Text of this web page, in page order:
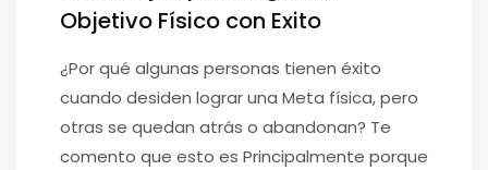
Objetivo Físico con Exito
¿Por qué algunas personas tienen éxito
cuando desiden lograr una Meta física, pero
otras se quedan atrás o abandonan? Te
comento que esto es Principalmente porque